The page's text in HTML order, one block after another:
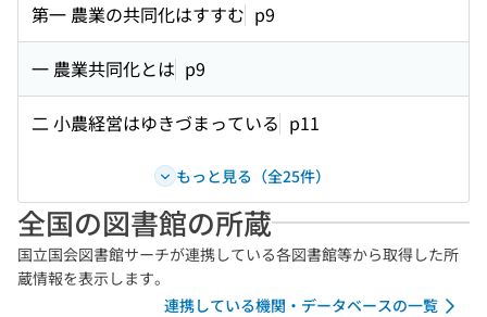
第一 農業の共同化はすすむ p9
一 農業共同化とは p9
二 小農経営はゆきづまっている p11
もっと見る（全25件）
全国の図書館の所蔵
国立国会図書館サーチが連携している各図書館等から取得した所
蔵情報を表示します。
連携している機関・データベースの一覧